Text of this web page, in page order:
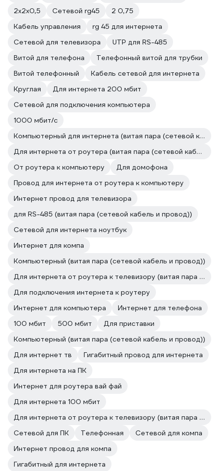
2х2х0,5
Сетевой rg45
2 0,75
Кабель управления
rg 45 для интернета
Сетевой для телевизора
UTP для RS-485
Витой для телефона
Телефонный витой для трубки
Витой телефонный
Кабель сетевой для интернета
Круглая
Для интернета 200 мбит
Сетевой для подключения компьютера
1000 мбит/с
Компьютерный для интернета (витая пара (сетевой кабель и провод))
Для интернета от роутера (витая пара (сетевой кабель и провод))
От роутера к компьютеру
Для домофона
Провод для интернета от роутера к компьютеру
Интернет провод для телевизора
для RS-485 (витая пара (сетевой кабель и провод))
Сетевой для интернета ноутбук
Интернет для компа
Компьютерный (витая пара (сетевой кабель и провод))
Для интернета от роутера к телевизору (витая пара (сетевой кабель и провод))
Для подключения интернета к роутеру
Интернет для компьютера
Интернет для телефона
100 мбит
500 мбит
Для приставки
Компьютерный (витая пара (сетевой кабель и провод))
Для интернет тв
Гигабитный провод для интернета
Для интернета на ПК
Интернет для роутера вай фай
Для интернета 100 мбит
Для интернета от роутера к телевизору (витая пара (сетевой кабель и провод))
Сетевой для ПК
Телефонная
Сетевой для компа
Интернет провод для компа
Гигабитный для интернета